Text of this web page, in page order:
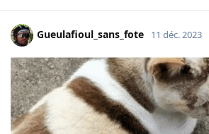
Gueulafioul_sans_fote 11 déc. 2023